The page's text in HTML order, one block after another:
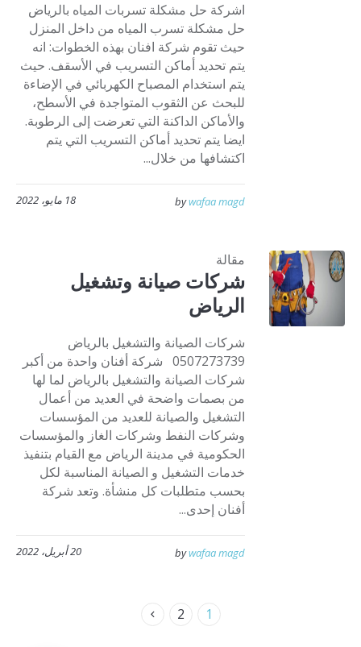
اشركة حل مشكلة تسربات المياه بالرياض
حل مشكلة تسرب المياه من داخل المنزل
حيث تقوم شركة افنان بهذه الخطوات: انه
يتم تحديد أماكن التسريب في الأسقف. حيث
يتم استخدام المصباح الكهربائي في الإضاءة
للبحث عن الثقوب المتواجدة في الأسطح،
والأماكن الداكنة التي تعرضت إلى الرطوبة.
ايضا يتم تحديد أماكن التسريب التي يتم
اكتشافها من خلال...
18 مايو، 2022 bywafaa magd
مقالة
شركات صيانة وتشغيل
الرياض
شركات الصيانة والتشغيل بالرياض
0507273739 شركة أفنان واحدة من أكبر
شركات الصيانة والتشغيل بالرياض لما لها
من بصمات واضحة في العديد من أعمال
التشغيل والصيانة للعديد من المؤسسات
وشركات النفط وشركات الغاز والمؤسسات
الحكومية في مدينة الرياض مع القيام بتنفيذ
خدمات التشغيل و الصيانة المناسبة لكل
بحسب متطلبات كل منشأة. وتعد شركة
أفنان إحدى...
20 أبريل، 2022 bywafaa magd
1
2